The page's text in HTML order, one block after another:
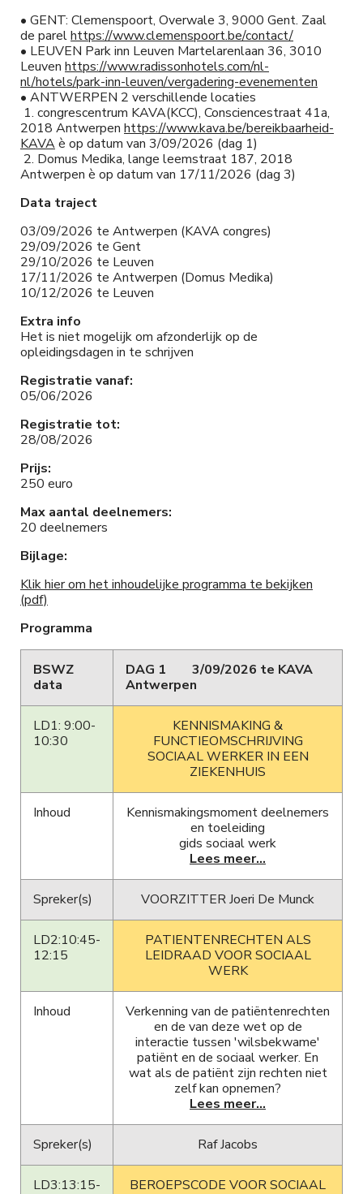
• GENT: Clemenspoort, Overwale 3, 9000 Gent. Zaal
de parelhttps://www.clemenspoort.be/contact/
• LEUVEN Park inn Leuven Martelarenlaan 36, 3010
Leuven https://www.radissonhotels.com/nl-
nl/hotels/park-inn-leuven/vergadering-evenementen
• ANTWERPEN 2 verschillende locaties
1. congrescentrum KAVA(KCC), Consciencestraat 41a,
2018 Antwerpen https://www.kava.be/bereikbaarheid-
KAVAè op datum van 3/09/2026 (dag 1)
2. Domus Medika, lange leemstraat 187, 2018
Antwerpen è op datum van 17/11/2026 (dag 3)
Data traject
03/09/2026 te Antwerpen (KAVA congres)
29/09/2026 te Gent
29/10/2026 te Leuven
17/11/2026 te Antwerpen (Domus Medika)
10/12/2026 te Leuven
Extra info
Het is niet mogelijk om afzonderlijk op de
opleidingsdagen in te schrijven
Registratie vanaf:
05/06/2026
Registratie tot:
28/08/2026
Prijs:
250 euro
Max aantal deelnemers:
20 deelnemers
Bijlage:
Klik hier om het inhoudelijke programma te bekijken
(pdf)
Programma
BSWZ
data
DAG 1 3/09/2026 te KAVA
Antwerpen
LD1: 9:00-
10:30
KENNISMAKING &
FUNCTIEOMSCHRIJVING
SOCIAAL WERKER IN EEN
ZIEKENHUIS
Inhoud
Kennismakingsmoment deelnemers
en toeleiding
gids sociaal werk
Lees meer...
Spreker(s) VOORZITTER Joeri De Munck
LD2:10:45-
12:15
PATIENTENRECHTEN ALS
LEIDRAAD VOOR SOCIAAL
WERK
Inhoud
Verkenning van de patiëntenrechten
en de van deze wet op de
interactie tussen 'wilsbekwame'
patiënt en de sociaal werker. En
wat als de patiënt zijn rechten niet
zelf kan opnemen?
Lees meer...
Spreker(s) Raf Jacobs
LD3:13:15-
BEROEPSCODE VOOR SOCIAAL